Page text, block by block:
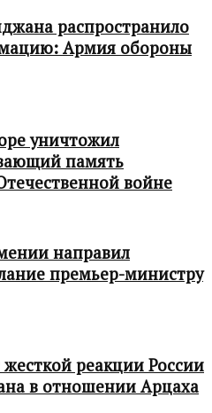
распространило
Армия обороны
уничтожил
память
войне
направил
премьер-министру
реакции России
в отношении Арцаха